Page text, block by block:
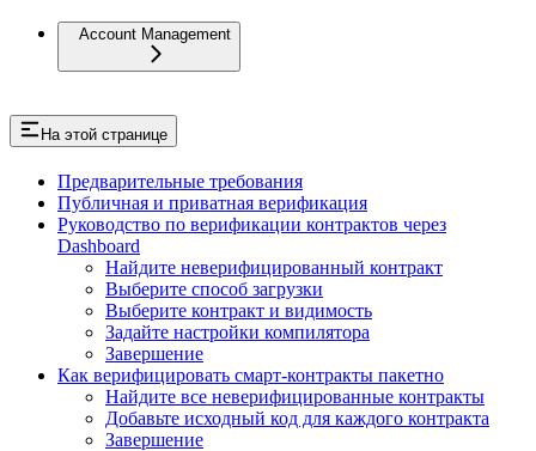
Account Management
На этой странице
Предварительные требования
Публичная и приватная верификация
Руководство по верификации контрактов через
Dashboard
Найдите неверифицированный контракт
Выберите способ загрузки
Выберите контракт и видимость
Задайте настройки компилятора
Завершение
Как верифицировать смарт-контракты пакетно
Найдите все неверифицированные контракты
Добавьте исходный код для каждого контракта
Завершение